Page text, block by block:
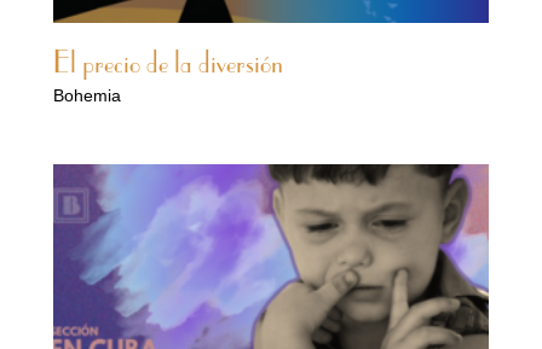
El precio de la diversión
Bohemia